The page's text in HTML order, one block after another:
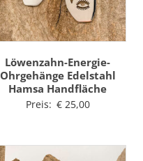
Löwenzahn-Energie-
Ohrgehänge Edelstahl
Hamsa Handfläche
Preis: €25,00